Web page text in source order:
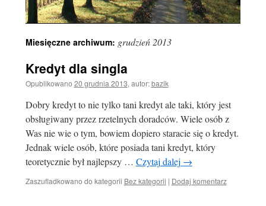
Miesięczne archiwum: grudzień 2013
Kredyt dla singla
Opublikowano 20 grudnia 2013, autor: bazik
Dobry kredyt to nie tylko tani kredyt ale taki, który jest
obsługiwany przez rzetelnych doradców. Wiele osób z
Was nie wie o tym, bowiem dopiero staracie się o kredyt.
Jednak wiele osób, które posiada tani kredyt, który
teoretycznie był najlepszy … Czytaj dalej →
Zaszufladkowano do kategorii Bez kategorii | Dodaj komentarz